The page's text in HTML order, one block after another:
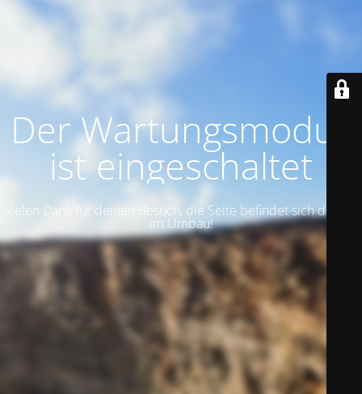
Der Wartungsmodus
ist eingeschaltet
Vielen Dank für deinen Besuch, die Seite befindet sich derzeit
im Umbau!